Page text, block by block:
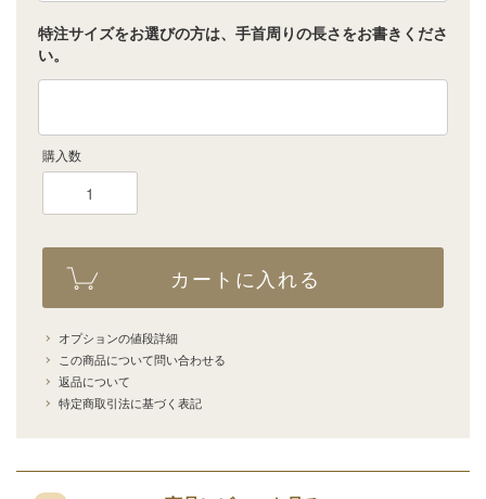
特注サイズをお選びの方は、手首周りの長さをお書きくださ
い。
購入数
カートに入れる
オプションの値段詳細
この商品について問い合わせる
返品について
特定商取引法に基づく表記